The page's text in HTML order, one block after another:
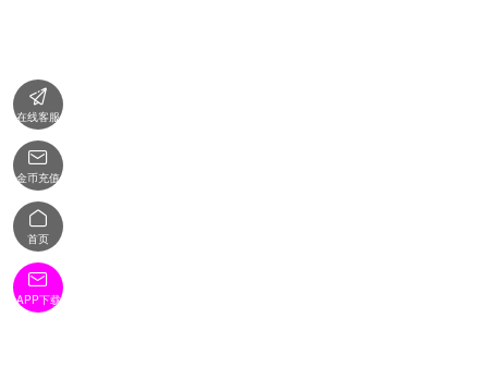

在线客服

金币充值

首页

APP下载